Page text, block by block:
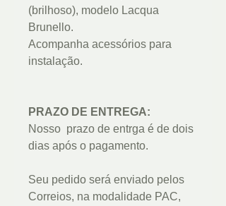
(brilhoso), modelo Lacqua
Brunello.
Acompanha acessórios para
instalação.
PRAZO DE ENTREGA:
Nosso prazo de entrga é de dois
dias após o pagamento.
Seu pedido será enviado pelos
Correios, na modalidade PAC,